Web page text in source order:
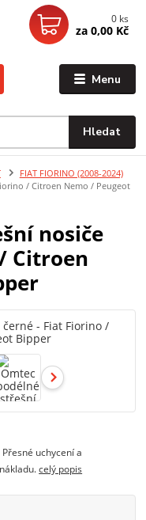
Menu
Hledat
0 ks
za 0,00 Kč
FIAT FIORINO (2008-2024)
/ Citroen Nemo / Peugeot
nosiče
Citroen
uchycení a
celý popis